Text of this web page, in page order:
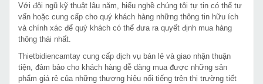
Với đội ngũ kỹ thuật lâu năm, hiểu nghề chúng tôi tự tin có thể tư
vấn hoặc cung cấp cho quý khách hàng những thông tin hữu ích
và chính xác để quý khách có thể đưa ra quyết định mua hàng
thông thái nhất.
Thietbidiencamtay cung cấp dịch vụ bán lẻ và giao nhận thuận
tiện, đảm bảo cho khách hàng dễ dàng mua được những sản
phẩm giá rẻ của những thương hiệu nổi tiếng trên thị trường tiết